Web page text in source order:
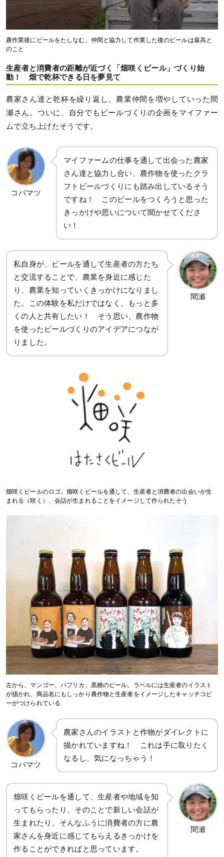
農作業後にビールをたしなむ。仲間と協力して作業した後のビールは最高と
のこと
生産者と消費者の距離が近づく「畑咲くビール」づくり始
動！ 畑で乾杯できる日を夢見て
農家さん達と乾杯を繰り返し、農業仲間を増やしていった間
瀬さん。ついに、自分でもビールづくりの企画をマイファー
ムで立ち上げたそうです。
コバマツ
マイファームの仕事を通して出会った農家
さん達と協力し合い、農作物を使ったクラ
フトビールづくりにも踏み出しているそう
ですね！ このビールをつくろうと思った
きっかけや思いについて聞かせてくださ
い！
私自身が、ビールを通して生産者の方たち
と交流することで、農業を身近に感じた
り、農業を知っていくきっかけになりまし
た。この体験を私だけではなく、もっと多
くの人と共有したい！ そう思い、農作物
を使ったビールづくりのアイデアにつなが
りました。
間瀬
畑咲くビールのロゴ。畑咲くビールを通して、生産者と消費者の出会いが生
まれる（咲く）、会話が生まれることをイメージして作られたそう
左から、マンゴー、パプリカ、黒糖のビール。ラベルには生産者のイラスト
が描かれ、商品名にもしっかり農作物と生産者をイメージしたキャッチコピ
ーがつけられている
コバマツ
農家さんのイラストと作物がダイレクトに
描かれていますね！ これは手に取りたく
なるし、気になっちゃう！
畑咲くビールを通して、生産者や地域を知
ってもらったり、そのことで新しい会話が
生まれたり、そんなふうに消費者の方に農
家さんを身近に感じてもらえるきっかけを
作ることができればと思っています。
間瀬